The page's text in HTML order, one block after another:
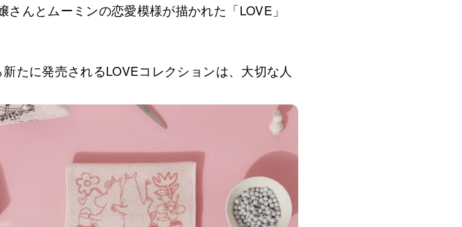
んとムーミンの恋愛模様が描かれた「LOVE」
たに発売されるLOVEコレクションは、大切な人